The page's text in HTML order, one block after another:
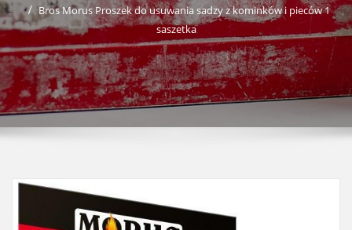
Bros Morus Proszek do usuwania sadzy z kominków i pieców 1
saszetka